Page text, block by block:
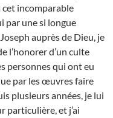
cet incomparable
par une si longue
auprès de Dieu, je
l’honorer d’un culte
personnes qui ont eu
par les œuvres faire
plusieurs années, je lui
particulière, et j’ai